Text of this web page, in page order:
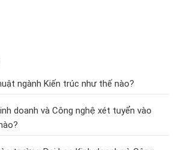
ngành Kiến trúc như thế nào?
doanh và Công nghệ xét tuyển vào